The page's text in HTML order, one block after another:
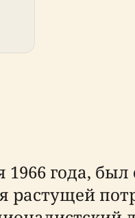
года,
растущей